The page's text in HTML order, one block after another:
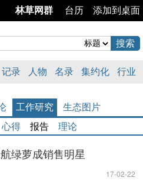
林草网群 台历 添加到桌面
记录 人物 名录 集约化 行业
工作研究
生态图片
心得 报告 理论
绿萝成销售明星
| 17-02-22